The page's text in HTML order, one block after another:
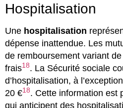
Hospitalisation
Une hospitalisation
dépense inattendue. Les
de remboursement variant
frais18. La Sécurité sociale
d’hospitalisation, à
20 €18. Cette information est
qui anticipent des